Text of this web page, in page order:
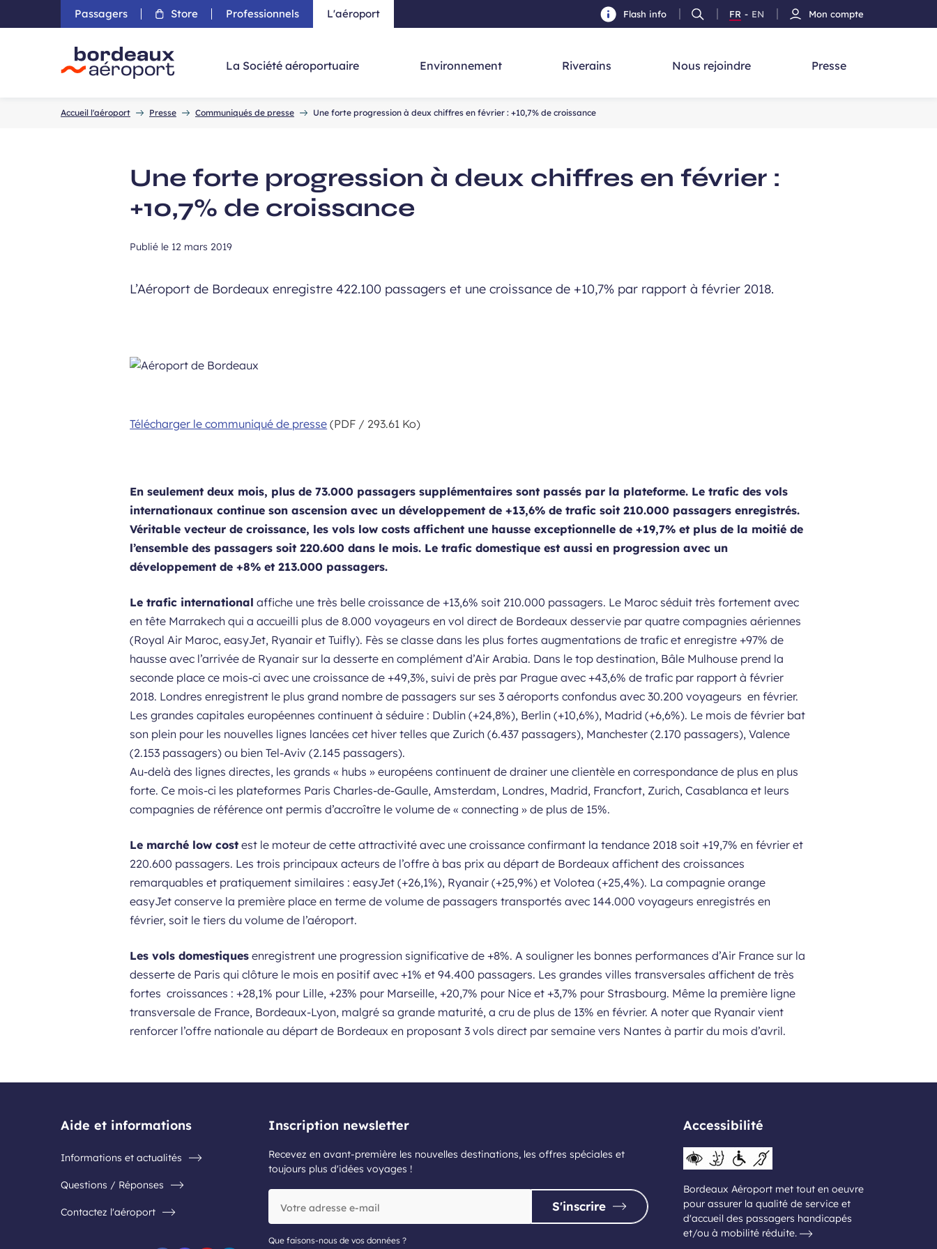
Aller au contenu principal - Aller à la navigation - Aller à la recherche
Passagers Store Professionnels L'aéroport Flash info
Ouvrir
la
FR
Version
- EN
Mon compte
La Société aéroportuaire Environnement Riverains Nous rejoindre Presse
Accueil l'aéroport Presse Communiqués de presse Une forte progression à deux chiffres en février : +10,7% de croissance
Une forte progression à deux chiffres en février :
+10,7% de croissance
Publié le 12 mars 2019
L’Aéroport de Bordeaux enregistre 422.100 passagers et une croissance de +10,7% par rapport à février 2018.
Télécharger le communiqué de presse (PDF / 293.61 Ko)
En seulement deux mois, plus de 73.000 passagers supplémentaires sont passés par la plateforme. Le trafic des vols
internationaux continue son ascension avec un développement de +13,6% de trafic soit 210.000 passagers enregistrés.
Véritable vecteur de croissance, les vols low costs affichent une hausse exceptionnelle de +19,7% et plus de la moitié de
l’ensemble des passagers soit 220.600 dans le mois. Le trafic domestique est aussi en progression avec un
développement de +8% et 213.000 passagers.
Le trafic international affiche une très belle croissance de +13,6% soit 210.000 passagers. Le Maroc séduit très fortement avec
en tête Marrakech qui a accueilli plus de 8.000 voyageurs en vol direct de Bordeaux desservie par quatre compagnies aériennes
(Royal Air Maroc, easyJet, Ryanair et Tuifly). Fès se classe dans les plus fortes augmentations de trafic et enregistre +97% de
hausse avec l’arrivée de Ryanair sur la desserte en complément d’Air Arabia. Dans le top destination, Bâle Mulhouse prend la
seconde place ce mois-ci avec une croissance de +49,3%, suivi de près par Prague avec +43,6% de trafic par rapport à février
2018. Londres enregistrent le plus grand nombre de passagers sur ses 3 aéroports confondus avec 30.200 voyageurs en février.
Les grandes capitales européennes continuent à séduire : Dublin (+24,8%), Berlin (+10,6%), Madrid (+6,6%). Le mois de février bat
son plein pour les nouvelles lignes lancées cet hiver telles que Zurich (6.437 passagers), Manchester (2.170 passagers), Valence
(2.153 passagers) ou bien Tel-Aviv (2.145 passagers).
Au-delà des lignes directes, les grands « hubs » européens continuent de drainer une clientèle en correspondance de plus en plus
forte. Ce mois-ci les plateformes Paris Charles-de-Gaulle, Amsterdam, Londres, Madrid, Francfort, Zurich, Casablanca et leurs
compagnies de référence ont permis d’accroître le volume de « connecting » de plus de 15%.
Le marché low cost est le moteur de cette attractivité avec une croissance confirmant la tendance 2018 soit +19,7% en février et
220.600 passagers. Les trois principaux acteurs de l’offre à bas prix au départ de Bordeaux affichent des croissances
remarquables et pratiquement similaires : easyJet (+26,1%), Ryanair (+25,9%) et Volotea (+25,4%). La compagnie orange
easyJet conserve la première place en terme de volume de passagers transportés avec 144.000 voyageurs enregistrés en
février, soit le tiers du volume de l’aéroport.
Les vols domestiques enregistrent une progression significative de +8%. A souligner les bonnes performances d’Air France sur la
desserte de Paris qui clôture le mois en positif avec +1% et 94.400 passagers. Les grandes villes transversales affichent de très
fortes croissances : +28,1% pour Lille, +23% pour Marseille, +20,7% pour Nice et +3,7% pour Strasbourg. Même la première ligne
transversale de France, Bordeaux-Lyon, malgré sa grande maturité, a cru de plus de 13% en février. A noter que Ryanair vient
renforcer l’offre nationale au départ de Bordeaux en proposant 3 vols direct par semaine vers Nantes à partir du mois d’avril.
Aide et informations
Informations et actualités
Questions / Réponses
Contactez l'aéroport
Inscription newsletter
Recevez en avant-première les nouvelles destinations, les offres spéciales et
toujours plus d'idées voyages !
adresse
e-
S'inscrire
Que faisons-nous de vos données ?
Accessibilité
Bordeaux Aéroport met tout en oeuvre
pour assurer la qualité de service et
d'accueil des passagers handicapés
et/ou à mobilité réduite.